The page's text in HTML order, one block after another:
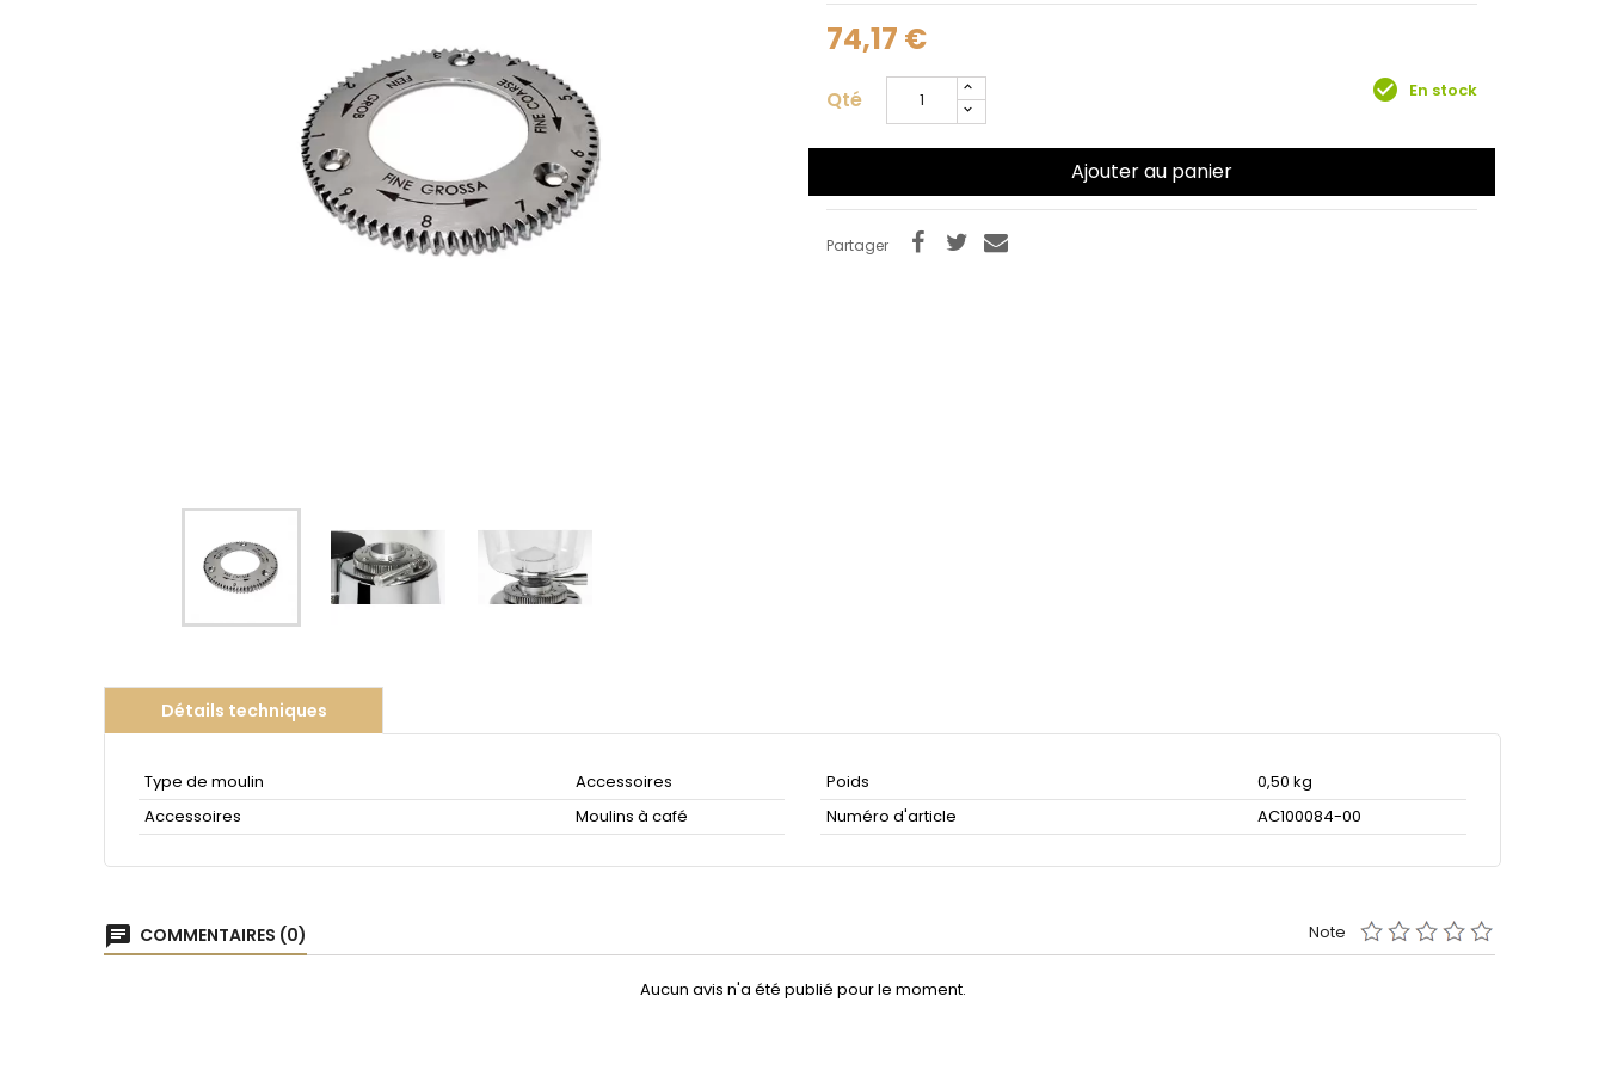
74,17 €
Qté check_circle En stock
Ajouter au panier
Partager
Détails techniques
Type de moulin
Accessoires
Accessoires
Moulins à café
Poids
0,50 kg
Numéro d'article
AC100084-00
chat COMMENTAIRES (0) Note
Aucun avis n'a été publié pour le moment.